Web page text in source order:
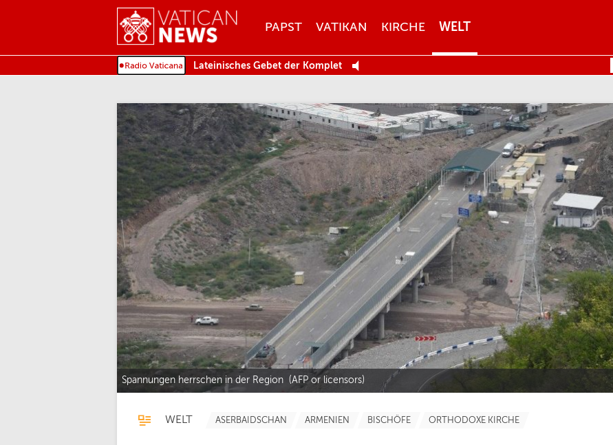
MENU
PAPST VATIKAN KIRCHE WELT
Lateinisches Gebet der Komplet
Spannungen herrschen in der Region (AFP or licensors)
WELT ASERBAIDSCHAN ARMENIEN BISCHÖFE ORTHODOXE KIRCHE